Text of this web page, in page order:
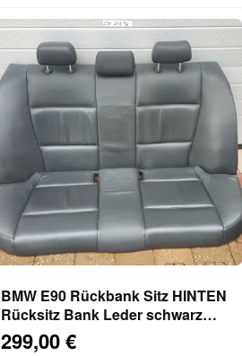
BMW E90 Rückbank Sitz HINTEN
Rücksitz Bank Leder schwarz
ABHOLUNG
299,00 €